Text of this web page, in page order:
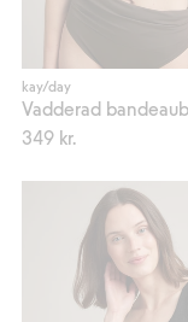
kay/day
Vadderad
349 kr.